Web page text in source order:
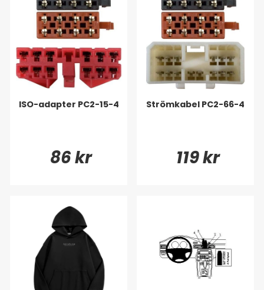
ISO-adapter PC2-15-4
86 kr
Strömkabel PC2-66-4
119 kr